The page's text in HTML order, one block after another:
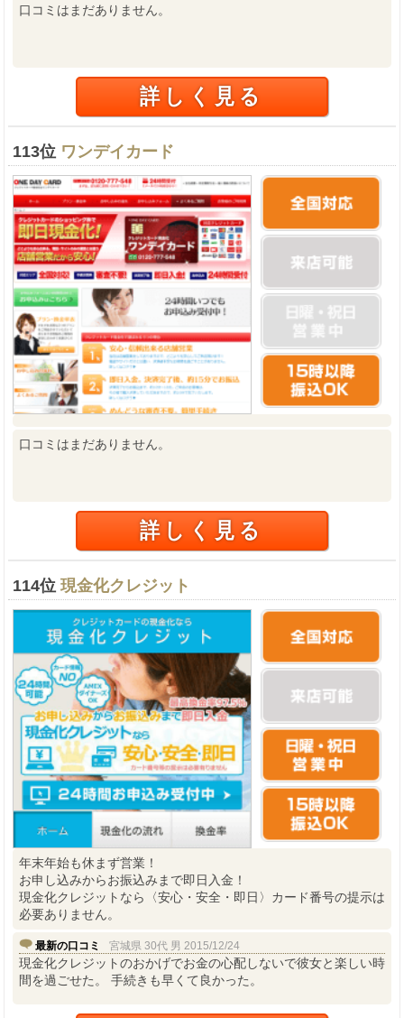
口コミはまだありません。
詳しく見る
113位 ワンデイカード
口コミはまだありません。
詳しく見る
114位 現金化クレジット
年末年始も休まず営業！
お申し込みからお振込みまで即日入金！
現金化クレジットなら〈安心・安全・即日〉カード番号の提示は
必要ありません。
最新の口コミ 宮城県 30代 男 2015/12/24
現金化クレジットのおかげでお金の心配しないで彼女と楽しい時
間を過ごせた。 手続きも早くて良かった。